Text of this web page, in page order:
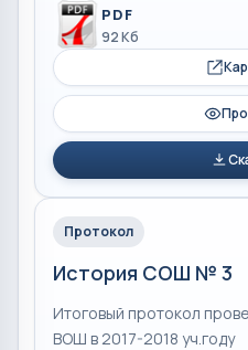
PDF
92 Кб
Протокол
История СОШ № 3
Итоговый протокол
ВОШ в 2017-2018 уч.году